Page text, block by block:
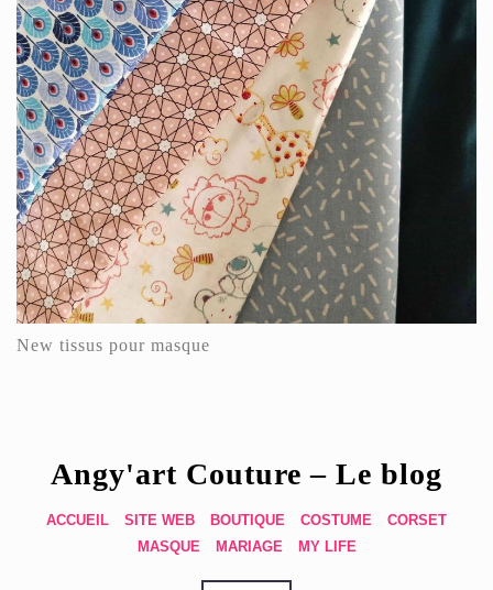
New tissus pour masque
Angy'art Couture – Le blog
ACCUEIL SITE WEB BOUTIQUE COSTUME
CORSET
MASQUE
MARIAGE MY LIFE